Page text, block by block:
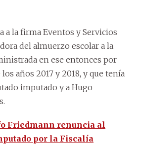
a la firma Eventos y Servicios
del almuerzo escolar a la
en ese entonces por
años 2017 y 2018, y que tenía
imputado y a Hugo
Friedmann renuncia al
por la Fiscalía